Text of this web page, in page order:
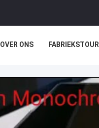
OVER ONS FABRIEKSTOUR